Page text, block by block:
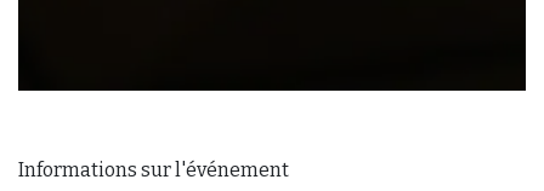
Informations sur l'événement